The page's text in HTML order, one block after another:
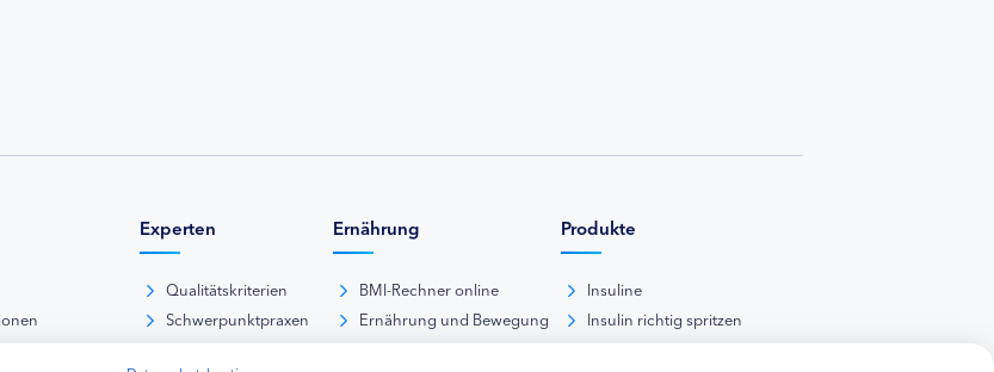
Experten
Qualitätskriterien
Schwerpunktpraxen
Ernährung
BMI-Rechner online
Ernährung und Bewegung
Produkte
Insuline
Insulin richtig spritzen